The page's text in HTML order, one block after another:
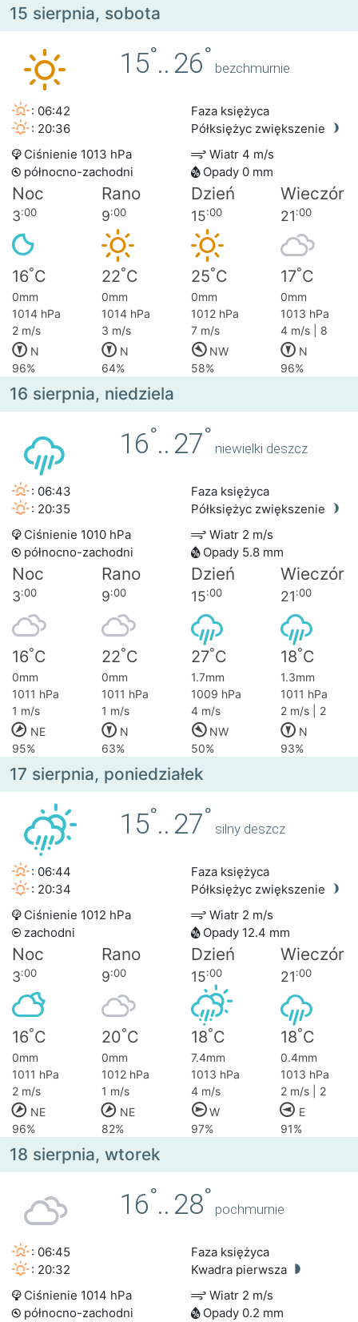
15 sierpnia, sobota
15°.. 26°
bezchmurnie
: 06:42
: 20:36
Faza księżyca
Półksiężyc zwiększenie
Ciśnienie 1013 hPa
Wiatr 4 m/s
północno-zachodni
Opady 0 mm
Noc Rano Dzień Wieczór
3:00 9:00 15:00 21:00
16°C 22°C 25°C 17°C
0mm 0mm 0mm
0mm
1014 hPa
1014 hPa 1012 hPa
1013 hPa
2 m/s
3 m/s 7 m/s
4 m/s | 8
N
N NW
N
96%
64% 58% 96%
16 sierpnia, niedziela
16°.. 27°
niewielki deszcz
: 06:43
: 20:35
Faza księżyca
Półksiężyc zwiększenie
Ciśnienie 1010 hPa
Wiatr 2 m/s
północno-zachodni
Opady 5.8 mm
Noc Rano Dzień Wieczór
3:00 9:00 15:00 21:00
16°C 22°C 27°C 18°C
0mm 0mm 1.7mm
1.3mm
1011 hPa
1011 hPa 1009 hPa
1011 hPa
1 m/s
1 m/s 4 m/s
2 m/s | 2
NE
N NW
N
95%
63% 50% 93%
17 sierpnia, poniedziałek
15°.. 27°
silny deszcz
: 06:44
: 20:34
Faza księżyca
Półksiężyc zwiększenie
Ciśnienie 1012 hPa
Wiatr 2 m/s
zachodni
Opady 12.4 mm
Noc Rano Dzień Wieczór
3:00 9:00 15:00 21:00
16°C 20°C 18°C 18°C
0mm 0mm 7.4mm
0.4mm
1011 hPa
1012 hPa 1013 hPa
1013 hPa
2 m/s
1 m/s 4 m/s
2 m/s | 2
NE
NE W
E
96%
82% 97% 91%
18 sierpnia, wtorek
16°.. 28°
pochmurnie
: 06:45
: 20:32
Faza księżyca
Kwadra pierwsza
Ciśnienie 1014 hPa
Wiatr 2 m/s
północno-zachodni
Opady 0.2 mm